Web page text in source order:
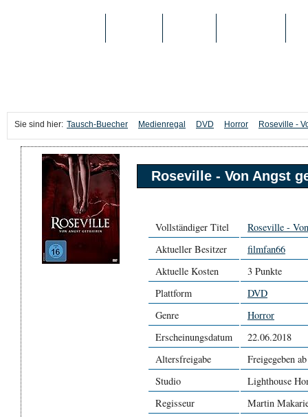
Sie sind hier: Tausch-Buecher Medienregal DVD Horror Roseville -
Roseville - Von Angst
Vollständiger Titel
Roseville -
Aktueller Besitzer
filmfan66
Aktuelle Kosten
3 Punkte
Plattform
DVD
Genre
Horror
Erscheinungsdatum
22.06.2018
Altersfreigabe
Freigegeben
Studio
Lighthouse
Regisseur
Martin